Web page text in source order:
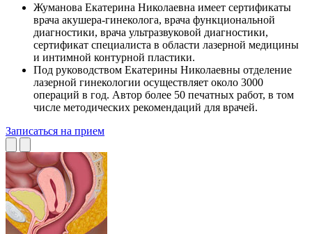
Жуманова Екатерина Николаевна имеет сертификаты
врача акушера-гинеколога, врача функциональной
диагностики, врача ультразвуковой диагностики,
сертификат специалиста в области лазерной медицины
и интимной контурной пластики.
Под руководством Екатерины Николаевны отделение
лазерной гинекологии осуществляет около 3000
операций в год. Автор более 50 печатных работ, в том
числе методических рекомендаций для врачей.
Записаться на прием